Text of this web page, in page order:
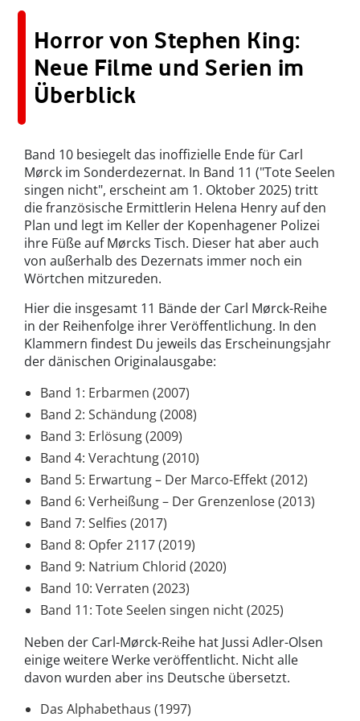
Horror von Stephen King:
Neue Filme und Serien im
Überblick
Band 10 besiegelt das inoffizielle Ende für Carl
Mørck im Sonderdezernat. In Band 11 ("Tote Seelen
singen nicht", erscheint am 1. Oktober 2025) tritt
die französische Ermittlerin Helena Henry auf den
Plan und legt im Keller der Kopenhagener Polizei
ihre Füße auf Mørcks Tisch. Dieser hat aber auch
von außerhalb des Dezernats immer noch ein
Wörtchen mitzureden.
Hier die insgesamt 11 Bände der Carl Mørck-Reihe
in der Reihenfolge ihrer Veröffentlichung. In den
Klammern findest Du jeweils das Erscheinungsjahr
der dänischen Originalausgabe:
Band 1: Erbarmen (2007)
Band 2: Schändung (2008)
Band 3: Erlösung (2009)
Band 4: Verachtung (2010)
Band 5: Erwartung – Der Marco-Effekt (2012)
Band 6: Verheißung – Der Grenzenlose (2013)
Band 7: Selfies (2017)
Band 8: Opfer 2117 (2019)
Band 9: Natrium Chlorid (2020)
Band 10: Verraten (2023)
Band 11: Tote Seelen singen nicht (2025)
Neben der Carl-Mørck-Reihe hat Jussi Adler-Olsen
einige weitere Werke veröffentlicht. Nicht alle
davon wurden aber ins Deutsche übersetzt.
Das Alphabethaus (1997)